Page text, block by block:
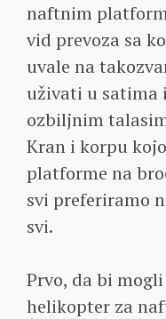
naftnim
vid prevoza sa
uvale na
uživati u satima
ozbiljnim
Kran i korpu
platforme na
svi preferiramo
svi.
Prvo, da bi
helikopter za